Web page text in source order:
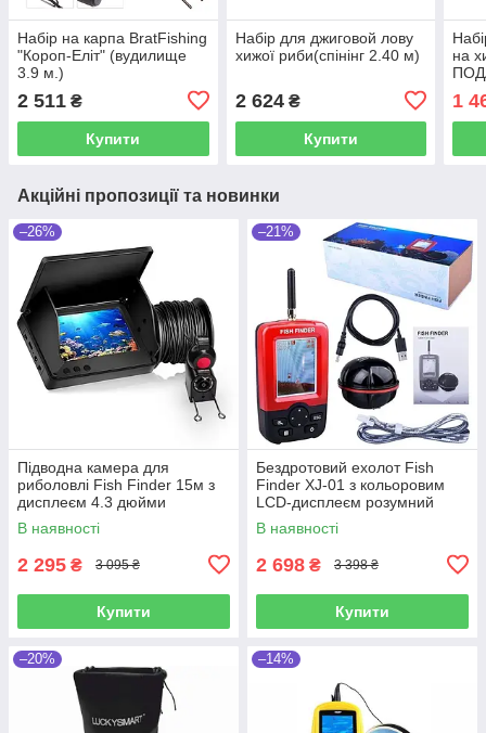
Набір на карпа BratFishing
"Короп-Еліт" (вудилище
3.9 м.)
2 511 ₴
Купити
Набір для джиговой лову
хижої риби(спінінг 2.40 м)
2 624₴
Купити
на
1
Акційні пропозиції та новинки
–26%
Підводна камера для
риболовлі Fish Finder 15м з
дисплеєм 4.3 дюйми
аккумулятор 10000 мАг ІЧ-
підсвічування
В наявності
2 295 ₴ 3 095 ₴
Купити
–21%
Бездротовий ехолот Fish
Finder XJ-01 з кольоровим
LCD-дисплеєм розумний
портативний
перезаряджуваний
В наявності
2 698 ₴ 3 398 ₴
Купити
–20% –14%